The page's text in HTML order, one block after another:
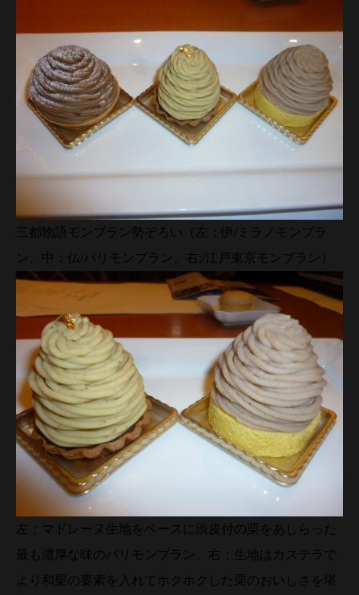
三都物語モンブラン勢ぞろい（左；伊/ミラノモンブラ
ン、中；仏/パリモンブラン、右;/江戸東京モンブラン）
左；マドレーヌ生地をベースに渋皮付の栗をあしらった
最も濃厚な味のパリモンブラン、右；生地はカステラで
より和栗の要素を入れてホクホクした栗のおいしさを堪